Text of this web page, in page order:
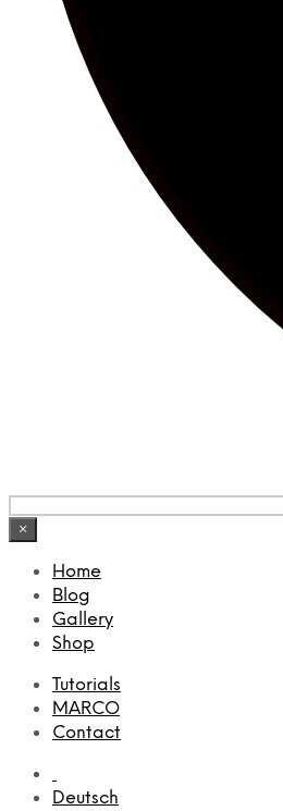
×
Home
Blog
Gallery
Shop
Tutorials
MARCO
Contact
Deutsch